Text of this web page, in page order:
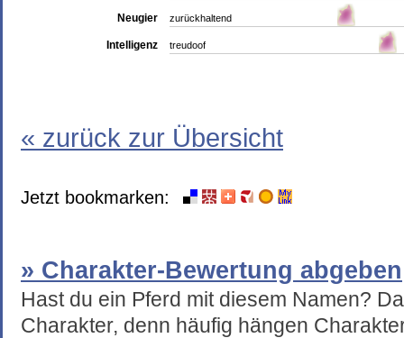
Neugier zurückhaltend
Intelligenz treudoof
« zurück zur Übersicht
Jetzt bookmarken:
» Charakter-Bewertung abgeben
Hast du ein Pferd mit diesem Namen?
Charakter, denn häufig hängen